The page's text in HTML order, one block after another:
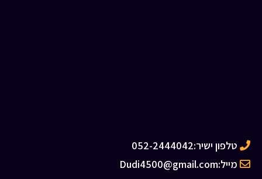
טלפון ישיר:052-2444042
מייל:Dudi4500@gmail.com